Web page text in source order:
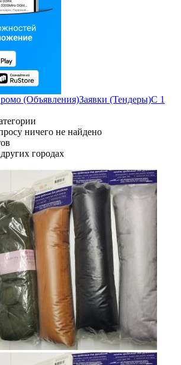
(Объявления)Заявки (Тендеры)С 1
ничего не найдено
городах